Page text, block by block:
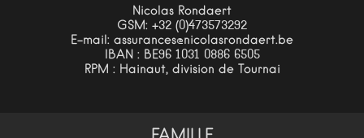
Nicolas Rondaert
GSM: +32 (0)473573292
E-mail: assurances@nicolasrondaert.be
IBAN : BE96 1031 0886 6505
RPM : Hainaut, division de Tournai